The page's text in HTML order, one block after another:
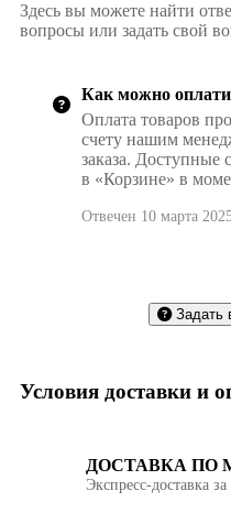
Здесь вы можете найти
вопросы или задать свой
Как можно
Оплата товаров
счету нашим
заказа. Доступные
в «Корзине» в
Отвечен 10 марта
Задать
Условия доставки и
ДОСТАВКА ПО
Экспресс‑доставка